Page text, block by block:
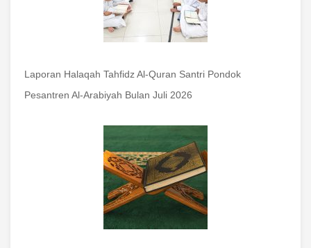
Laporan Halaqah Tahfidz Al-Quran Santri Pondok
Pesantren Al-Arabiyah Bulan Juli 2026